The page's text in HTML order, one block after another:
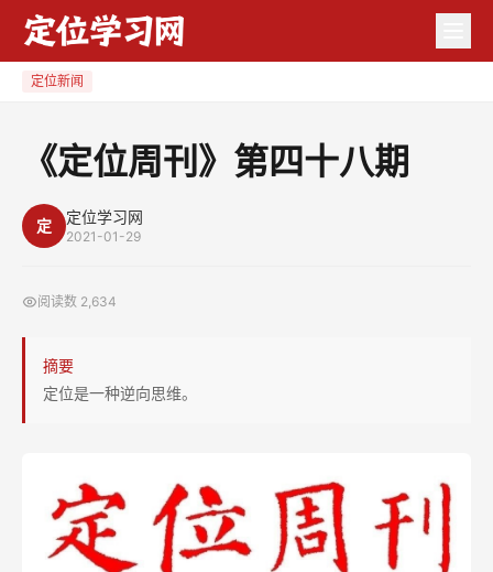
《定
定位新闻
《定位周刊》第四十八期
定 定位学习网
2021-01-29
阅读数 2,634
摘要
定位是一种逆向思维。